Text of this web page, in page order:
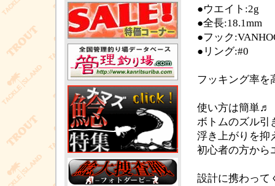
●ウエイト:2g
●全長:18.1mm
●フック
●リング:#0
フッキング率を
使い方は簡単♬
ボトムのズル引
浮き上がりを抑
初心者の方から
設計に携わって